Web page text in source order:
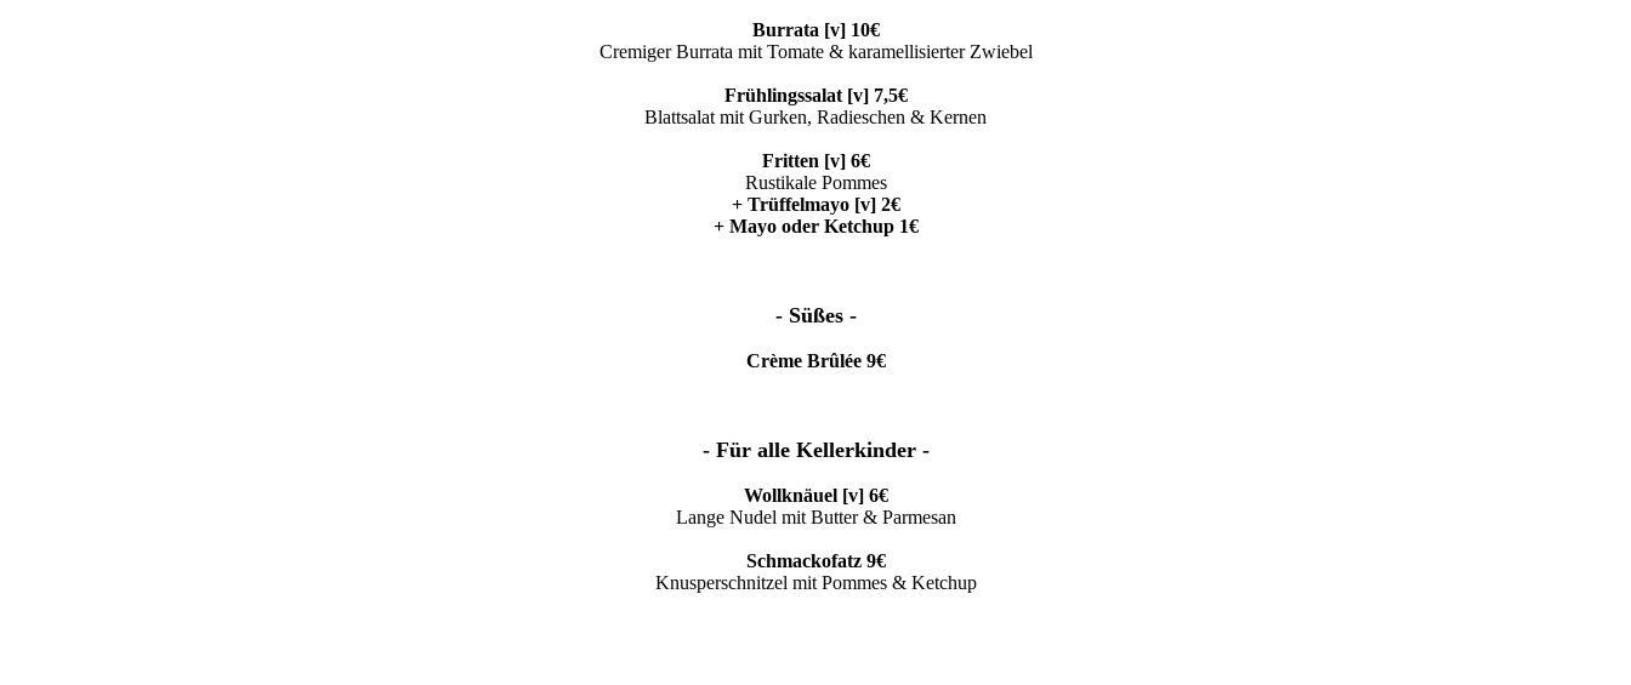
Burrata [v] 10€
Cremiger Burrata mit Tomate & karamellisierter Zwiebel
Frühlingssalat [v] 7,5€
Blattsalat mit Gurken, Radieschen & Kernen
Fritten [v] 6€
Rustikale Pommes
+ Trüffelmayo [v] 2€
+ Mayo oder Ketchup 1€
- Süßes -
Crème Brûlée 9€
- Für alle Kellerkinder -
Wollknäuel [v] 6€
Lange Nudel mit Butter & Parmesan
Schmackofatz 9€
Knusperschnitzel mit Pommes & Ketchup